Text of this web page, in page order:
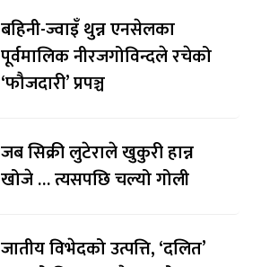
बहिनी-ज्वाइँ थुन्न एनसेलका
पूर्वमालिक नीरजगोविन्दले रचेको
‘फौजदारी’ प्रपञ्च
जब सिक्री लुटेराले खुकुरी हान्न
खोजे … त्यसपछि चल्यो गोली
जातीय विभेदको उत्पत्ति, ‘दलित’